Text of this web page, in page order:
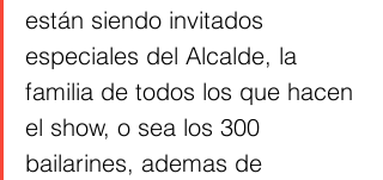
están siendo invitados
especiales del Alcalde, la
familia de todos los que hacen
el show, o sea los 300
bailarines, ademas de